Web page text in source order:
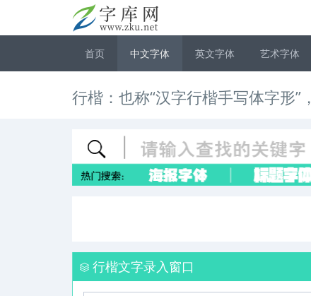
首页 中文字体 英文字体 艺术字体
行楷：也称“汉字行楷手写体字形
行楷文字录入窗口